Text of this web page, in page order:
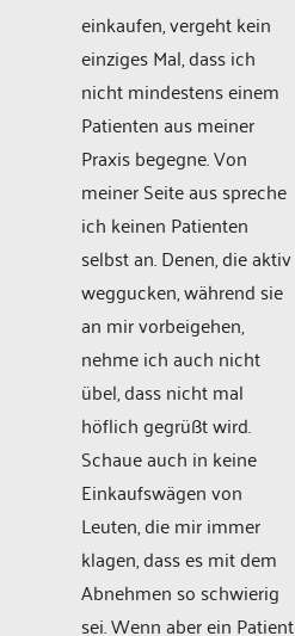
einkaufen, vergeht kein
einziges Mal, dass ich
nicht mindestens einem
Patienten aus meiner
Praxis begegne. Von
meiner Seite aus spreche
ich keinen Patienten
selbst an. Denen, die aktiv
weggucken, während sie
an mir vorbeigehen,
nehme ich auch nicht
übel, dass nicht mal
höflich gegrüßt wird.
Schaue auch in keine
Einkaufswägen von
Leuten, die mir immer
klagen, dass es mit dem
Abnehmen so schwierig
sei. Wenn aber ein Patient